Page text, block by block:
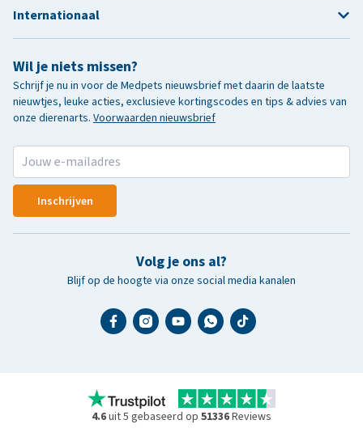
Wil je niets missen?
Schrijf je nu in voor de Medpets nieuwsbrief met daarin de laatste
nieuwtjes, leuke acties, exclusieve kortingscodes en tips & advies van
onze dierenarts. Voorwaarden nieuwsbrief
Inschrijven
Volg je ons al?
Blijf op de hoogte via onze social media kanalen
Internationaal
4.6uit 5 gebaseerd op 51336Reviews